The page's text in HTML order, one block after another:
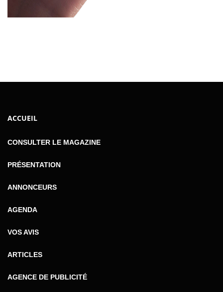
ACCUEIL
CONSULTER LE MAGAZINE
PRÉSENTATION
ANNONCEURS
AGENDA
VOS AVIS
ARTICLES
AGENCE DE PUBLICITÉ